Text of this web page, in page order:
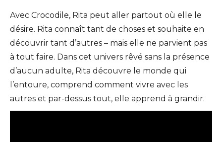
Avec Crocodile, Rita peut aller partout où elle le
désire. Rita connaît tant de choses et souhaite en
découvrir tant d’autres – mais elle ne parvient pas
à tout faire. Dans cet univers rêvé sans la présence
d’aucun adulte, Rita découvre le monde qui
l’entoure, comprend comment vivre avec les
autres et par-dessus tout, elle apprend à grandir.